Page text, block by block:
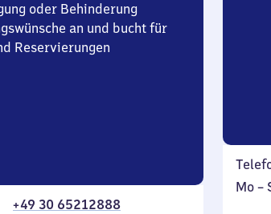
oder Behinderung
an und bucht für
Reservierungen
+49 30 65212888
Mo –